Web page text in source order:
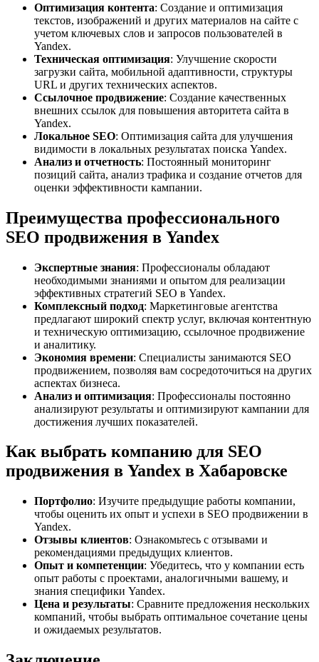
Оптимизация контента: Создание и оптимизация
текстов, изображений и других материалов на сайте с
учетом ключевых слов и запросов пользователей в
Yandex.
Техническая оптимизация: Улучшение скорости
загрузки сайта, мобильной адаптивности, структуры
URL и других технических аспектов.
Ссылочное продвижение: Создание качественных
внешних ссылок для повышения авторитета сайта в
Yandex.
Локальное SEO: Оптимизация сайта для улучшения
видимости в локальных результатах поиска Yandex.
Анализ и отчетность: Постоянный мониторинг
позиций сайта, анализ трафика и создание отчетов для
оценки эффективности кампании.
Преимущества профессионального
SEO продвижения в Yandex
Экспертные знания: Профессионалы обладают
необходимыми знаниями и опытом для реализации
эффективных стратегий SEO в Yandex.
Комплексный подход: Маркетинговые агентства
предлагают широкий спектр услуг, включая контентную
и техническую оптимизацию, ссылочное продвижение
и аналитику.
Экономия времени: Специалисты занимаются SEO
продвижением, позволяя вам сосредоточиться на других
аспектах бизнеса.
Анализ и оптимизация: Профессионалы постоянно
анализируют результаты и оптимизируют кампании для
достижения лучших показателей.
Как выбрать компанию для SEO
продвижения в Yandex в Хабаровске
Портфолио: Изучите предыдущие работы компании,
чтобы оценить их опыт и успехи в SEO продвижении в
Yandex.
Отзывы клиентов: Ознакомьтесь с отзывами и
рекомендациями предыдущих клиентов.
Опыт и компетенции: Убедитесь, что у компании есть
опыт работы с проектами, аналогичными вашему, и
знания специфики Yandex.
Цена и результаты: Сравните предложения нескольких
компаний, чтобы выбрать оптимальное сочетание цены
и ожидаемых результатов.